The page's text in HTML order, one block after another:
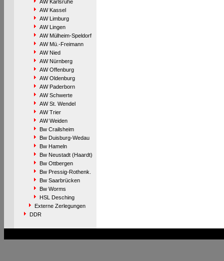
AW Karlsruhe
AW Kassel
AW Limburg
AW Lingen
AW Mülheim-Speldorf
AW Mü.-Freimann
AW Nied
AW Nürnberg
AW Offenburg
AW Oldenburg
AW Paderborn
AW Schwerte
AW St. Wendel
AW Trier
AW Weiden
Bw Crailsheim
Bw Duisburg-Wedau
Bw Hameln
Bw Neustadt (Haardt)
Bw Ottbergen
Bw Pressig-Rothenk.
Bw Saarbrücken
Bw Worms
HSL Desching
Externe Zerlegungen
DDR